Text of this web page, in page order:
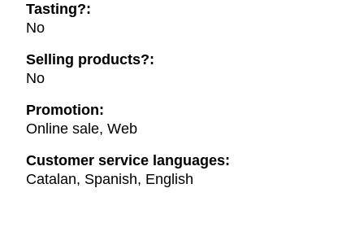
Tasting?:
No
Selling products?:
No
Promotion:
Online sale, Web
Customer service languages:
Catalan, Spanish, English